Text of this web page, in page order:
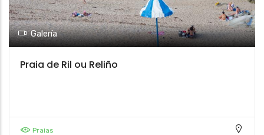
Galería
Praia de Ril ou Reliño
Praias